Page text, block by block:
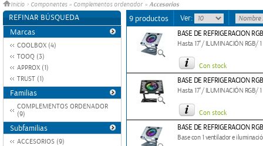
Inicio > Componentes » Complementos ordenador » Accesorios
REFINAR BÚSQUEDA
Marcas
COOLBOX (4)
TOOQ (3)
APPROX (1)
TRUST (1)
Familias
COMPLEMENTOS ORDENADOR
(9)
Subfamilias
ACCESORIOS (9)
9 productos Ver:
BASE DE REFRIGERACION
Hasta 17"/ ILUMINACIÓN RGB/
Con stock
BASE DE REFRIGERACION
Hasta 17"/ ILUMINACIÓN RGB/
Con stock
BASE DE REFRIGERACION
Base con 1 ventilador e